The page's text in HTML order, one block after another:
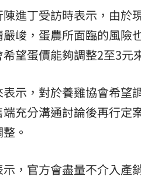
進丁受訪時表示，由於
峻，蛋農所面臨的風險
望蛋價能夠調整2至3元
示，對於養雞協會希望
充分溝通討論後再行定
。
，官方會盡量不介入產